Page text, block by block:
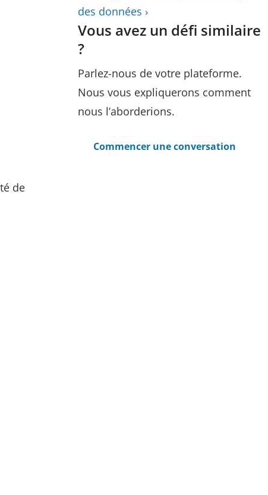
de
des données ›
Vous avez un défi similaire
?
Parlez-nous de votre plateforme.
Nous vous expliquerons comment
nous l’aborderions.
Commencer une conversation